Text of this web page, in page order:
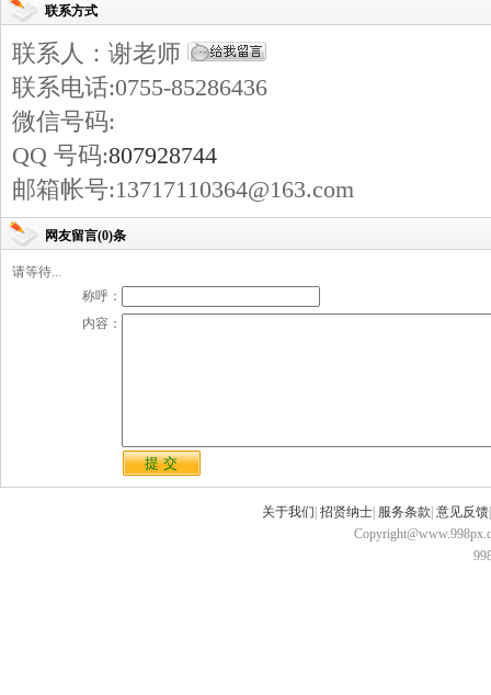
联系方式
联系人：谢老师
联系电话:0755-85286436
微信号码:
QQ 号码:807928744
邮箱帐号:13717110364@163.com
网友留言(0)条
请等待...
称呼：
内容：
关于我们 招贤纳士 服务条款 意见反馈